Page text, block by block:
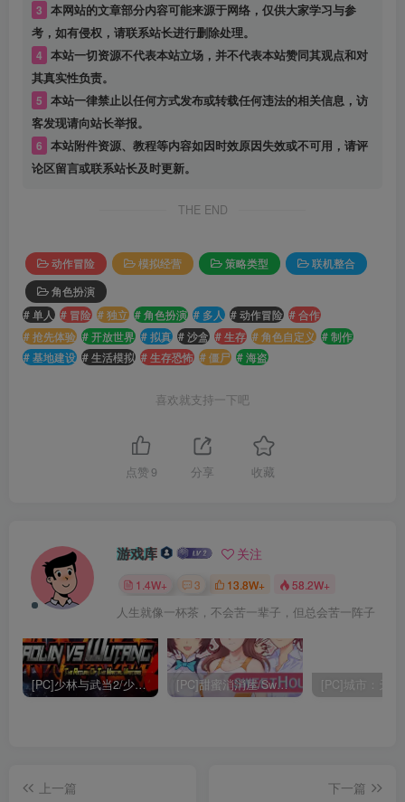
3 本网站的文章部分内容可能来源于网络，仅供大家学习与参
考，如有侵权，请联系站长进行删除处理。
4 本站一切资源不代表本站立场，并不代表本站赞同其观点和对
其真实性负责。
5 本站一律禁止以任何方式发布或转载任何违法的相关信息，访
客发现请向站长举报。
6 本站附件资源、教程等内容如因时效原因失效或不可用，请评
论区留言或联系站长及时更新。
THE END
动作冒险 模拟经营 策略类型
联机整合
角色扮演
# 单人 # 冒险 # 独立 # 角色扮演 # 多人 # 动作冒险 # 合作
# 抢先体验 # 开放世界 # 拟真 # 沙盒 # 生存 # 角色自定义 # 制作
# 基地建设 # 生活模拟 # 生存恐怖 # 僵尸 # 海盗
喜欢就支持一下吧
点赞 9 分享 收藏
游戏库 关注
1.4W+ 3 13.8W+ 58.2W+
人生就像一杯茶，不会苦一辈子，但总会苦一阵子
[PC]少林与武当2/少林vs武当2/Shaolin vs Wutang 2 [PC]甜蜜消消屋/Sweet House
上一篇
下一篇